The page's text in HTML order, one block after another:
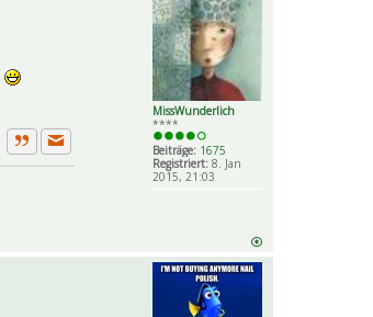
MissWunderlich
****
Beiträge: 1675
Registriert: 8. Jan
2015, 21:03
ZitatPrivate Nachricht senden